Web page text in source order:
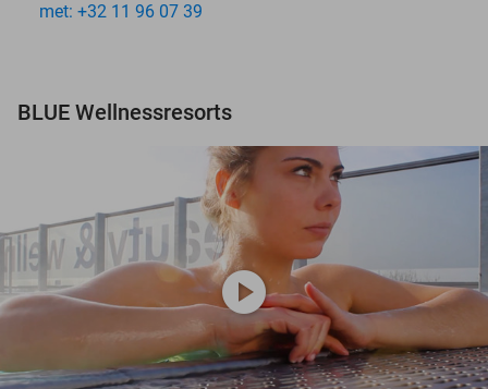
met: +32 11 96 07 39
BLUE Wellnessresorts
play_circle